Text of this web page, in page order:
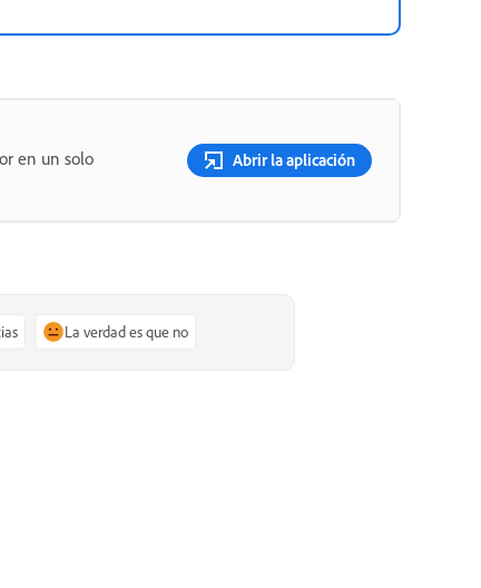
en un solo
Abrir la aplicación
La verdad es que no